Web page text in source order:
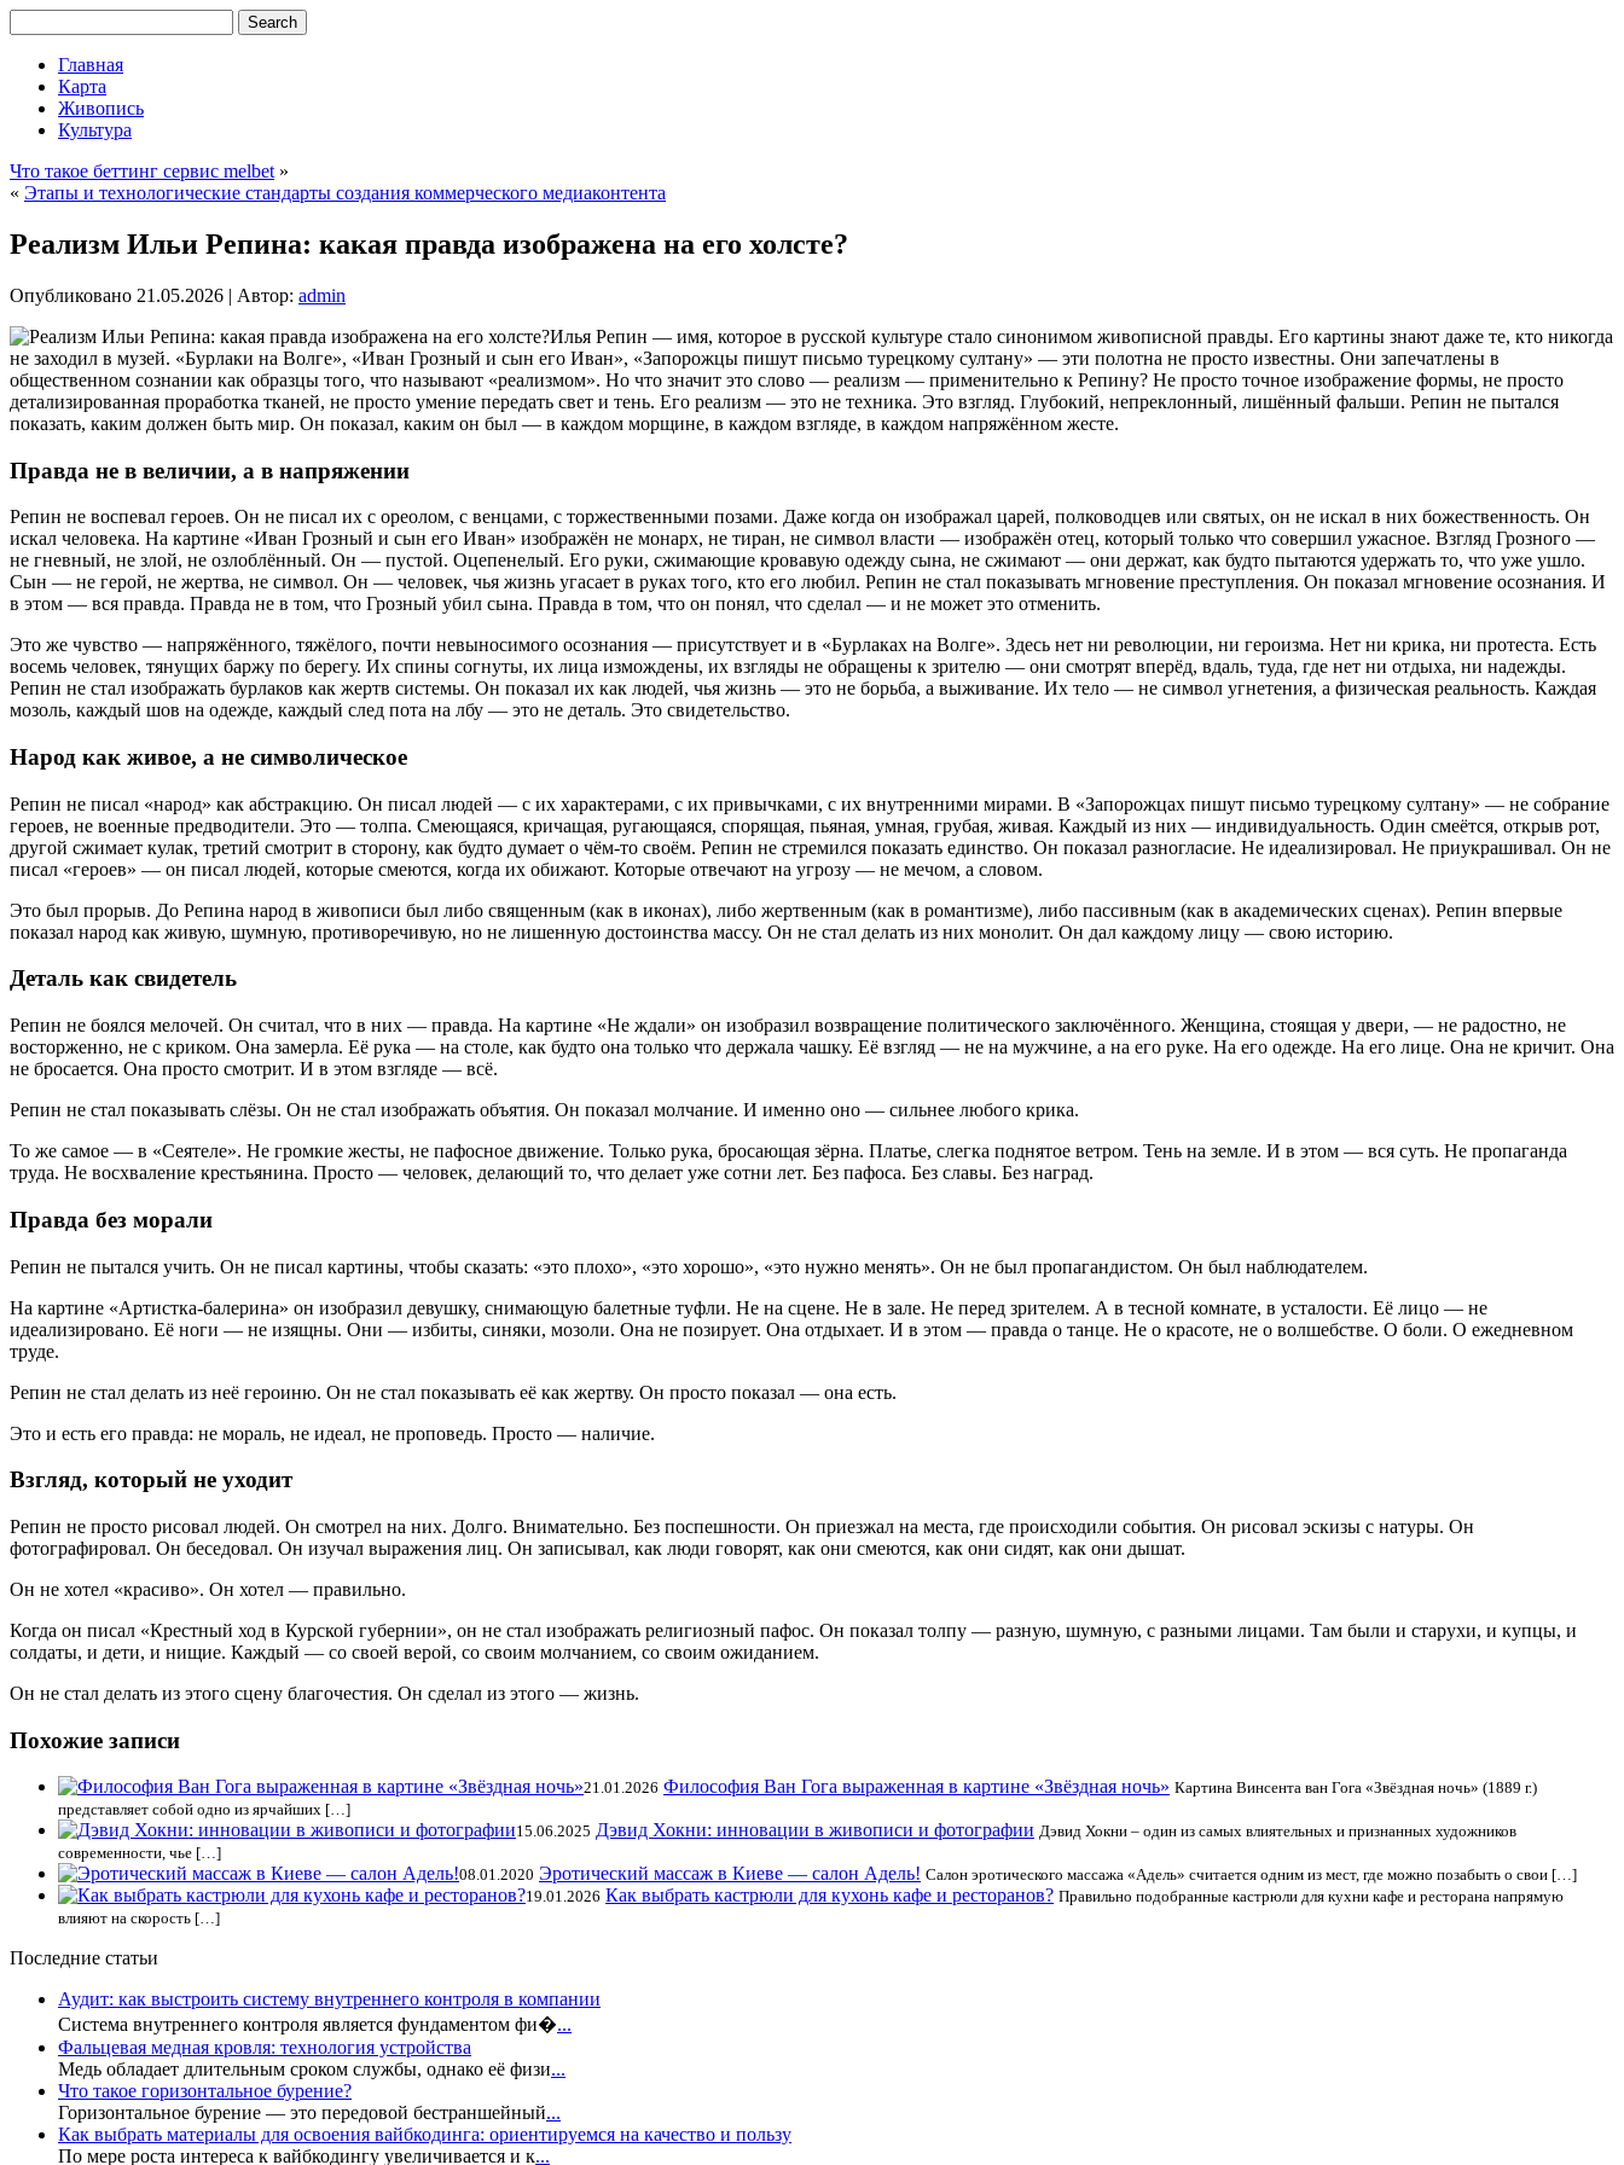
Главная
Карта
Живопись
Культура
Что такое беттинг сервис melbet »
« Этапы и технологические стандарты создания коммерческого медиаконтента
Реализм Ильи Репина: какая правда изображена на его холсте?
Опубликовано 21.05.2026 | Автор: admin
Илья Репин — имя, которое в русской культуре стало синонимом живописной правды. Его картины знают даже те, кто никогда
не заходил в музей. «Бурлаки на Волге», «Иван Грозный и сын его Иван», «Запорожцы пишут письмо турецкому султану» — эти полотна не просто известны. Они запечатлены в
общественном сознании как образцы того, что называют «реализмом». Но что значит это слово — реализм — применительно к Репину? Не просто точное изображение формы, не просто
детализированная проработка тканей, не просто умение передать свет и тень. Его реализм — это не техника. Это взгляд. Глубокий, непреклонный, лишённый фальши. Репин не пытался
показать, каким должен быть мир. Он показал, каким он был — в каждом морщине, в каждом взгляде, в каждом напряжённом жесте.
Правда не в величии, а в напряжении
Репин не воспевал героев. Он не писал их с ореолом, с венцами, с торжественными позами. Даже когда он изображал царей, полководцев или святых, он не искал в них божественность. Он
искал человека. На картине «Иван Грозный и сын его Иван» изображён не монарх, не тиран, не символ власти — изображён отец, который только что совершил ужасное. Взгляд Грозного —
не гневный, не злой, не озлоблённый. Он — пустой. Оцепенелый. Его руки, сжимающие кровавую одежду сына, не сжимают — они держат, как будто пытаются удержать то, что уже ушло.
Сын — не герой, не жертва, не символ. Он — человек, чья жизнь угасает в руках того, кто его любил. Репин не стал показывать мгновение преступления. Он показал мгновение осознания. И
в этом — вся правда. Правда не в том, что Грозный убил сына. Правда в том, что он понял, что сделал — и не может это отменить.
Это же чувство — напряжённого, тяжёлого, почти невыносимого осознания — присутствует и в «Бурлаках на Волге». Здесь нет ни революции, ни героизма. Нет ни крика, ни протеста. Есть
восемь человек, тянущих баржу по берегу. Их спины согнуты, их лица измождены, их взгляды не обращены к зрителю — они смотрят вперёд, вдаль, туда, где нет ни отдыха, ни надежды.
Репин не стал изображать бурлаков как жертв системы. Он показал их как людей, чья жизнь — это не борьба, а выживание. Их тело — не символ угнетения, а физическая реальность. Каждая
мозоль, каждый шов на одежде, каждый след пота на лбу — это не деталь. Это свидетельство.
Народ как живое, а не символическое
Репин не писал «народ» как абстракцию. Он писал людей — с их характерами, с их привычками, с их внутренними мирами. В «Запорожцах пишут письмо турецкому султану» — не собрание
героев, не военные предводители. Это — толпа. Смеющаяся, кричащая, ругающаяся, спорящая, пьяная, умная, грубая, живая. Каждый из них — индивидуальность. Один смеётся, открыв рот,
другой сжимает кулак, третий смотрит в сторону, как будто думает о чём-то своём. Репин не стремился показать единство. Он показал разногласие. Не идеализировал. Не приукрашивал. Он не
писал «героев» — он писал людей, которые смеются, когда их обижают. Которые отвечают на угрозу — не мечом, а словом.
Это был прорыв. До Репина народ в живописи был либо священным (как в иконах), либо жертвенным (как в романтизме), либо пассивным (как в академических сценах). Репин впервые
показал народ как живую, шумную, противоречивую, но не лишенную достоинства массу. Он не стал делать из них монолит. Он дал каждому лицу — свою историю.
Деталь как свидетель
Репин не боялся мелочей. Он считал, что в них — правда. На картине «Не ждали» он изобразил возвращение политического заключённого. Женщина, стоящая у двери, — не радостно, не
восторженно, не с криком. Она замерла. Её рука — на столе, как будто она только что держала чашку. Её взгляд — не на мужчине, а на его руке. На его одежде. На его лице. Она не кричит. Она
не бросается. Она просто смотрит. И в этом взгляде — всё.
Репин не стал показывать слёзы. Он не стал изображать объятия. Он показал молчание. И именно оно — сильнее любого крика.
То же самое — в «Сеятеле». Не громкие жесты, не пафосное движение. Только рука, бросающая зёрна. Платье, слегка поднятое ветром. Тень на земле. И в этом — вся суть. Не пропаганда
труда. Не восхваление крестьянина. Просто — человек, делающий то, что делает уже сотни лет. Без пафоса. Без славы. Без наград.
Правда без морали
Репин не пытался учить. Он не писал картины, чтобы сказать: «это плохо», «это хорошо», «это нужно менять». Он не был пропагандистом. Он был наблюдателем.
На картине «Артистка-балерина» он изобразил девушку, снимающую балетные туфли. Не на сцене. Не в зале. Не перед зрителем. А в тесной комнате, в усталости. Её лицо — не
идеализировано. Её ноги — не изящны. Они — избиты, синяки, мозоли. Она не позирует. Она отдыхает. И в этом — правда о танце. Не о красоте, не о волшебстве. О боли. О ежедневном
труде.
Репин не стал делать из неё героиню. Он не стал показывать её как жертву. Он просто показал — она есть.
Это и есть его правда: не мораль, не идеал, не проповедь. Просто — наличие.
Взгляд, который не уходит
Репин не просто рисовал людей. Он смотрел на них. Долго. Внимательно. Без поспешности. Он приезжал на места, где происходили события. Он рисовал эскизы с натуры. Он
фотографировал. Он беседовал. Он изучал выражения лиц. Он записывал, как люди говорят, как они смеются, как они сидят, как они дышат.
Он не хотел «красиво». Он хотел — правильно.
Когда он писал «Крестный ход в Курской губернии», он не стал изображать религиозный пафос. Он показал толпу — разную, шумную, с разными лицами. Там были и старухи, и купцы, и
солдаты, и дети, и нищие. Каждый — со своей верой, со своим молчанием, со своим ожиданием.
Он не стал делать из этого сцену благочестия. Он сделал из этого — жизнь.
Похожие записи
21.01.2026 Философия Ван Гога выраженная в картине «Звёздная ночь» Картина Винсента ван Гога «Звёздная ночь» (1889 г.)
представляет собой одно из ярчайших […]
15.06.2025 Дэвид Хокни: инновации в живописи и фотографии Дэвид Хокни – один из самых влиятельных и признанных художников
современности, чье […]
08.01.2020 Эротический массаж в Киеве — салон Адель! Салон эротического массажа «Адель» считается одним из мест, где можно позабыть о свои […]
19.01.2026 Как выбрать кастрюли для кухонь кафе и ресторанов? Правильно подобранные кастрюли для кухни кафе и ресторана напрямую
влияют на скорость […]
Последние статьи
Аудит: как выстроить систему внутреннего контроля в компании
Система внутреннего контроля является фундаментом фи�...
Фальцевая медная кровля: технология устройства
Медь обладает длительным сроком службы, однако её физи...
Что такое горизонтальное бурение?
Горизонтальное бурение — это передовой бестраншейный...
Как выбрать материалы для освоения вайбкодинга: ориентируемся на качество и пользу
По мере роста интереса к вайбкодингу увеличивается и к...